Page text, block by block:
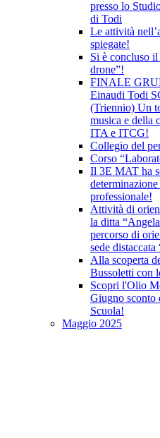
presso lo
di Todi
Le attività
spiegate!
Si è concluso
drone”!
FINALE
Einaudi Todi
(Triennio) Un
musica e della
ITA e ITCG!
Collegio del
Corso
Il 3E MAT ha
professionale!
Attività di
la ditta
percorso di
sede
Alla scoperta
Bussoletti con
Scopri l'Olio
Giugno sconto
Scuola!
Maggio 2025